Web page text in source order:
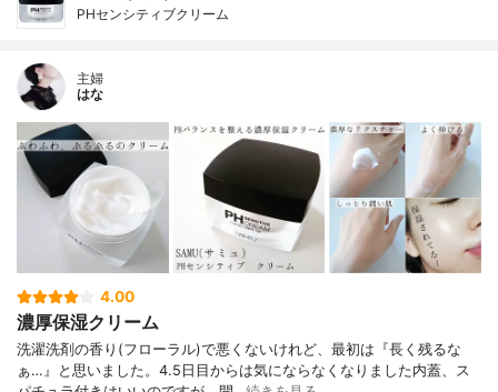
PHセンシティブクリーム
主婦
はな
4.00
濃厚保湿クリーム
洗濯洗剤の香り(フローラル)で悪くないけれど、最初は『長く残るな
ぁ…』と思いました。4.5日目からは気にならなくなりました内蓋、ス